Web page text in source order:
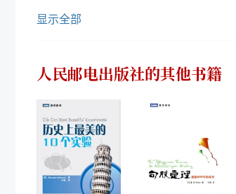
显示全部
人民邮电出版社的其他书籍